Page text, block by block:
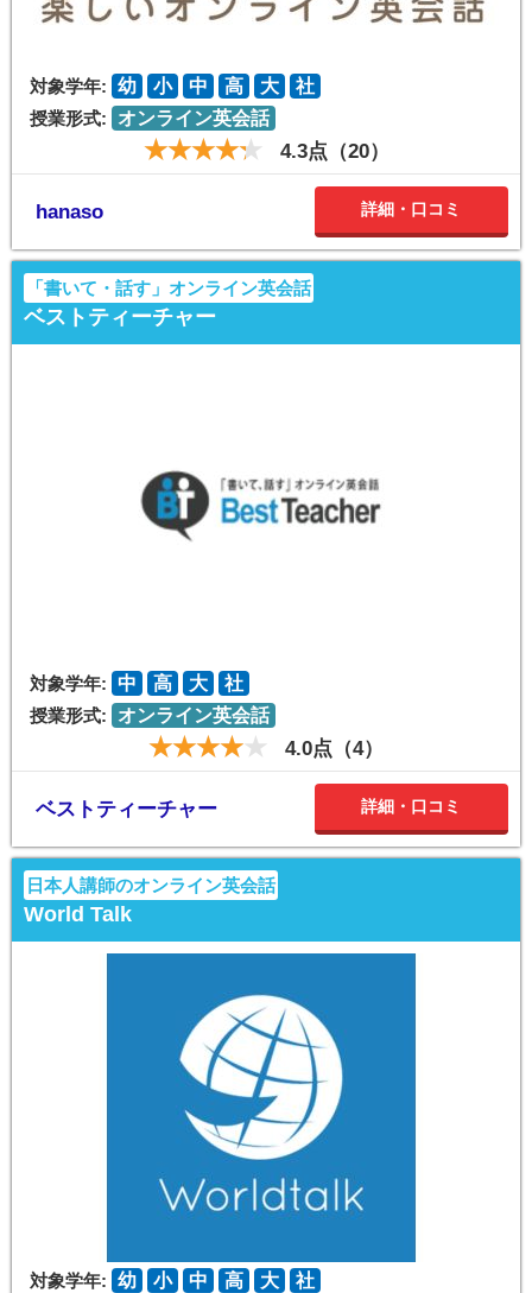
対象学年: 幼 小 中 高 大
社
授業形式:
オンライン英会話
4.3点（20）
hanaso 詳細・口コミ
「書いて・話す」オンライン英会話
ベストティーチャー
対象学年: 中 高 大
社
授業形式:
オンライン英会話
4.0点（4）
ベストティーチャー 詳細・口コミ
日本人講師のオンライン英会話
World Talk
対象学年: 幼 小 中 高 大
社